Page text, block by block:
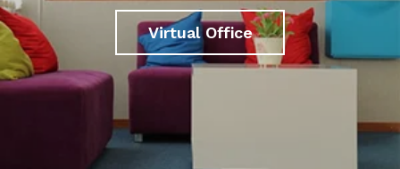
Virtual Office